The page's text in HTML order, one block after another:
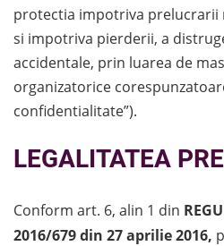
protectia impotriva prelucrarii
si impotriva pierderii, a
accidentale, prin luarea de
organizatorice
confidentialitate”).
LEGALITATEA
Conform art. 6, alin 1 din
2016/679 din 27 aprilie 2016,